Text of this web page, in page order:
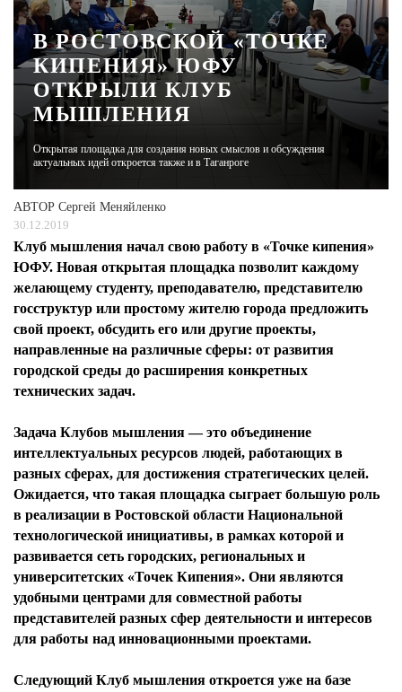
ЧЕЛОВЕК ОСОБЕННЫЙ
КУЛЬТ ЕДЫ
АФИША
В РОСТОВСКОЙ «ТОЧКЕ
КИПЕНИЯ» ЮФУ
ОТКРЫЛИ КЛУБ
МЫШЛЕНИЯ
Открытая площадка для создания новых смыслов и обсуждения
актуальных идей откроется также и в Таганроге
АВТОР Сергей Меняйленко
30.12.2019
Клуб мышления начал свою работу в «Точке кипения»
ЮФУ. Новая открытая площадка позволит каждому
желающему студенту, преподавателю, представителю
госструктур или простому жителю города предложить
свой проект, обсудить его или другие проекты,
направленные на различные сферы: от развития
городской среды до расширения конкретных
технических задач.
Задача Клубов мышления — это объединение
интеллектуальных ресурсов людей, работающих в
разных сферах, для достижения стратегических целей.
Ожидается, что такая площадка сыграет большую роль
в реализации в Ростовской области Национальной
технологической инициативы, в рамках которой и
развивается сеть городских, региональных и
университетских «Точек Кипения». Они являются
удобными центрами для совместной работы
представителей разных сфер деятельности и интересов
для работы над инновационными проектами.
Следующий Клуб мышления откроется уже на базе